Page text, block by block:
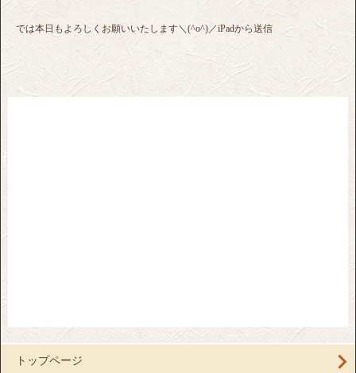
では本日もよろしくお願いいたします＼(^o^)／iPadから送信
トップページ